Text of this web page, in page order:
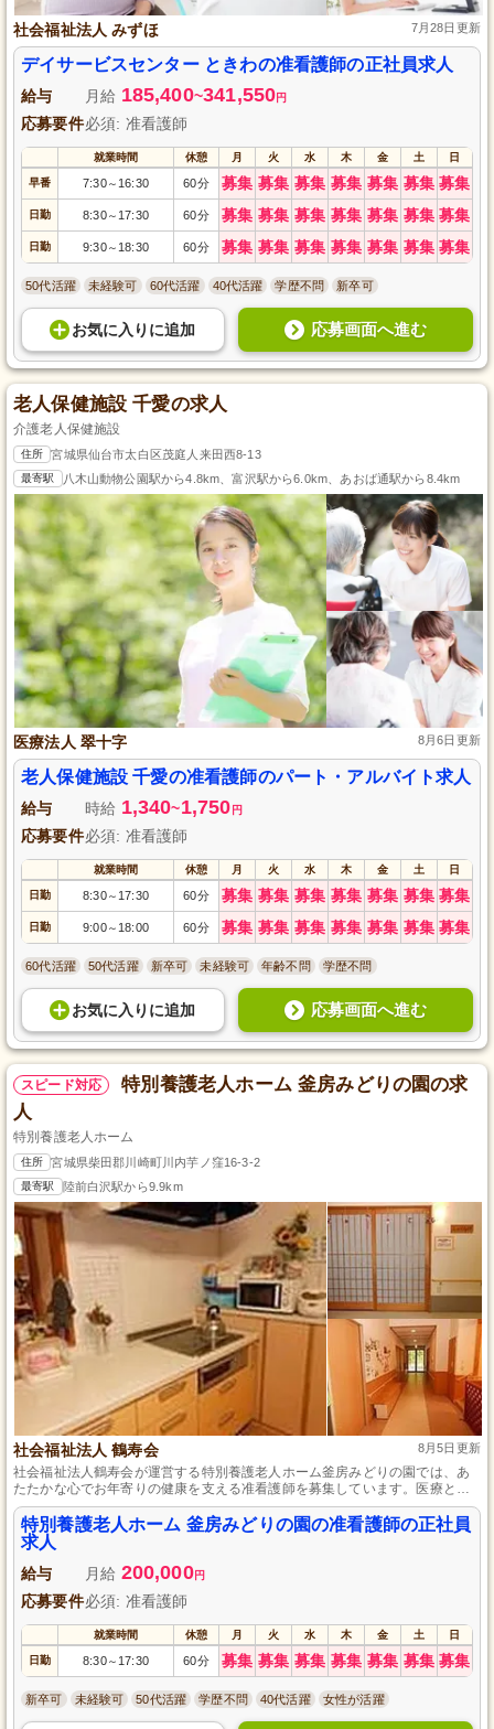
社会福祉法人 みずほ 7月28日更新
デイサービスセンター ときわの准看護師の正社員求人
給与 月給 185,400~341,550円
応募要件必須: 准看護師
就業時間 休憩 月 火 水 木 金 土 日
早番 7:30～ 16:30 60分 募集 募集 募集 募集 募集 募集 募集
日勤 8:30～ 17:30 60分 募集 募集 募集 募集 募集 募集 募集
日勤 9:30～ 18:30 60分 募集 募集 募集 募集 募集 募集 募集
50代活躍 未経験可 60代活躍 40代活躍 学歴不問 新卒可
お気に入り に追加 応募画面へ進む
老人保健施設 千愛の求人
介護老人保健施設
住所 宮城県仙台市太白区茂庭人来田西8-13
最寄駅 八木山動物公園駅から4.8km、富沢駅から6.0km、あおば通駅から8.4km
医療法人 翠十字 8月6日更新
老人保健施設 千愛の准看護師のパート・アルバイト求人
給与 時給 1,340~1,750 円
応募要件必須: 准看護師
就業時間 休憩 月 火 水 木 金 土 日
日勤 8:30～ 17:30 60分 募集 募集 募集 募集 募集 募集 募集
日勤 9:00～ 18:00 60分 募集 募集 募集 募集 募集 募集 募集
60代活躍 50代活躍 新卒可 未経験可 年齢不問 学歴不問
お気に入り に追加 応募画面へ進む
スピード対応
特別養護老人ホーム 釜房みどりの園の求
人
特別養護老人ホーム
住所 宮城県柴田郡川崎町川内芋ノ窪16-3-2
最寄駅 陸前白沢駅から9.9km
社会福祉法人 鶴寿会 8月5日更新
社会福祉法人鶴寿会が運営する特別養護老人ホーム釜房みどりの園では、あ
たたかな心でお年寄りの健康を支える准看護師を募集しています。医療と介
護の両面で地域に貢献する環境で、リハビリテーションを担当しながら専門
性とスキルを磨けます。未経験者歓迎、じっくりキャリアを築いていける安
定した職場です。ぜひ、人として成長できるこの機会をお見逃しなく！
特別養護老人ホーム 釜房みどりの園の准看護師の正社員
求人
給与 月給 200,000円
応募要件必須: 准看護師
就業時間 休憩 月 火 水 木 金 土 日
日勤 8:30～ 17:30 60分 募集 募集 募集 募集 募集 募集 募集
新卒可 未経験可 50代活躍 学歴不問 40代活躍 女性が活躍